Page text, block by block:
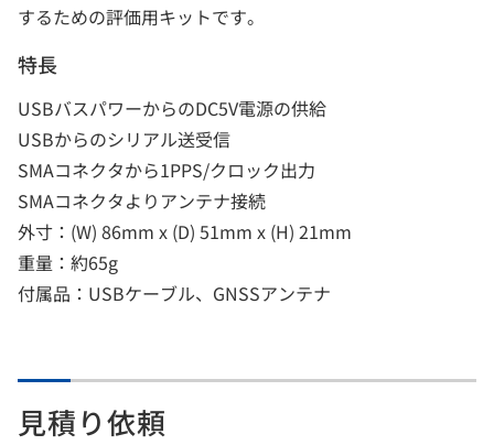
するための評価用キットです。
特長
USBバスパワーからのDC5V電源の供給
USBからのシリアル送受信
SMAコネクタから1PPS/クロック出力
SMAコネクタよりアンテナ接続
外寸：(W) 86mm x (D) 51mm x (H) 21mm
重量：約65g
付属品：USBケーブル、GNSSアンテナ
見積り依頼